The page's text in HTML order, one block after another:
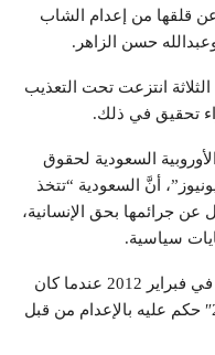
قلقها من إعدام الشاب
حسن الزاهر.
انتزعت تحت التعذيب
تحقيق في ذلك.
السعودية لحقوق
أنَّ السعودية “تتخذ
جرائمها بحق الإنسانية،
سياسية.
وقد ألقي القبض على الفتى علي النمر في فبراير 2012 عندما كان
يبلغ من العمر 17 عاماً، وفي “مايو 2014″ حكم عليه بالإعدام من قبل